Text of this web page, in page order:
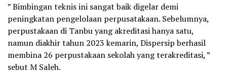
” Bimbingan teknis ini sangat baik digelar demi
peningkatan pengelolaan perpusatakaan. Sebelumnya,
perpustakaan di Tanbu yang akreditasi hanya satu,
namun diakhir tahun 2023 kemarin, Dispersip berhasil
membina 26 perpustakaan sekolah yang terakreditasi, ”
sebut M Saleh.